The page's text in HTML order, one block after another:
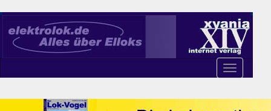
Toggle
navigation